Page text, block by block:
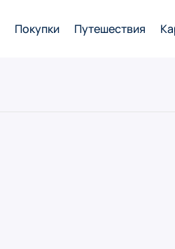
Покупки Путешествия